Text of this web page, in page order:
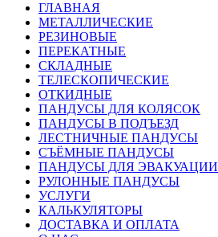
ГЛАВНАЯ
МЕТАЛЛИЧЕСКИЕ
РЕЗИНОВЫЕ
ПЕРЕКАТНЫЕ
СКЛАДНЫЕ
ТЕЛЕСКОПИЧЕСКИЕ
ОТКИДНЫЕ
ПАНДУСЫ ДЛЯ КОЛЯСОК
ПАНДУСЫ В ПОДЪЕЗД
ЛЕСТНИЧНЫЕ ПАНДУСЫ
СЪЁМНЫЕ ПАНДУСЫ
ПАНДУСЫ ДЛЯ ЭВАКУАЦИИ
РУЛОННЫЕ ПАНДУСЫ
УСЛУГИ
КАЛЬКУЛЯТОРЫ
ДОСТАВКА И ОПЛАТА